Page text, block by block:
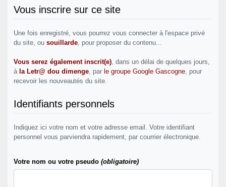
Vous inscrire sur ce site
Une fois enregistré, vous pourrez vous connecter à l'espace privé
du site, ou souillarde , pour proposer du contenu...
Vous serez également inscrit(e), dans un délai de quelques jours,
à la Letr@ dou dimenge, par le groupe Google Gascogne, pour
recevoir les nouveautés du site.
Identifiants personnels
Indiquez ici votre nom et votre adresse email. Votre identifiant
personnel vous parviendra rapidement, par courrier électronique.
Votre nom ou votre pseudo (obligatoire)